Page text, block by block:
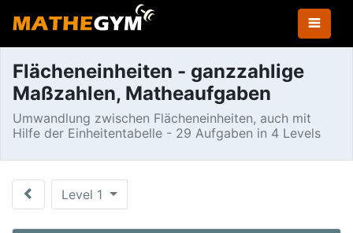
Flächeneinheiten - ganzzahlige
Maßzahlen, Matheaufgaben
Umwandlung zwischen Flächeneinheiten, auch mit
Hilfe der Einheitentabelle - 29 Aufgaben in 4 Levels
Level 1